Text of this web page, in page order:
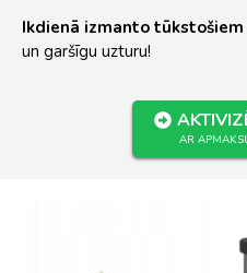
Ikdienā izmanto tūkstošiem
un garšīgu uzturu!
AR